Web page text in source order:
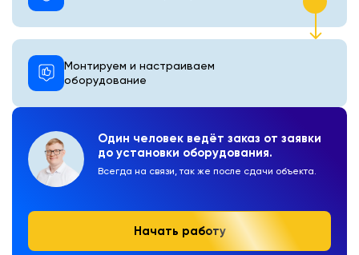
Один человек ведёт заказ от заявки
до установки оборудования.
Всегда на связи, так же после сдачи объекта.
Начать работу
Монтируем и настраиваем
оборудование